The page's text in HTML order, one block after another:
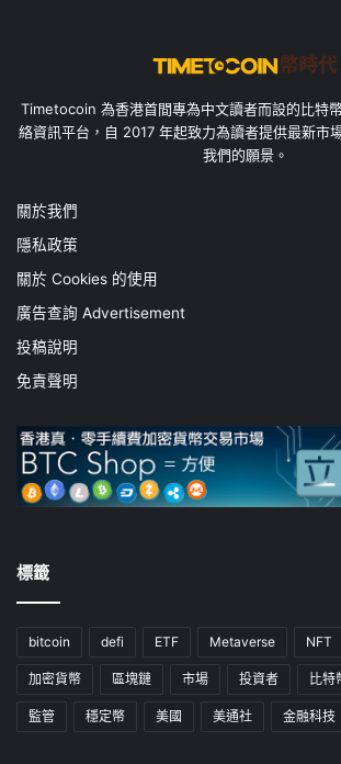
Timetocoin 為香港首間專為中文讀者而設的比特
絡資訊平台，自 2017 年起致力為讀者提供最新市
我們的願景。
關於我們
隱私政策
關於 Cookies 的使用
廣告查詢 Advertisement
投稿說明
免責聲明
標籤
bitcoin defi ETF Metaverse NFT
加密貨幣 區塊鏈 市場 投資者 比特
監管 穩定幣 美國 美通社 金融科技